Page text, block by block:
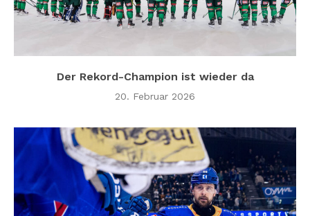
Der Rekord-Champion ist wieder da
20. Februar 2026